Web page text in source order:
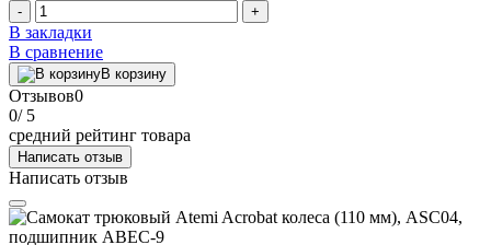
- +
В закладки
В сравнение
В корзину
Отзывов0
0/ 5
средний рейтинг товара
Написать отзыв
Написать отзыв